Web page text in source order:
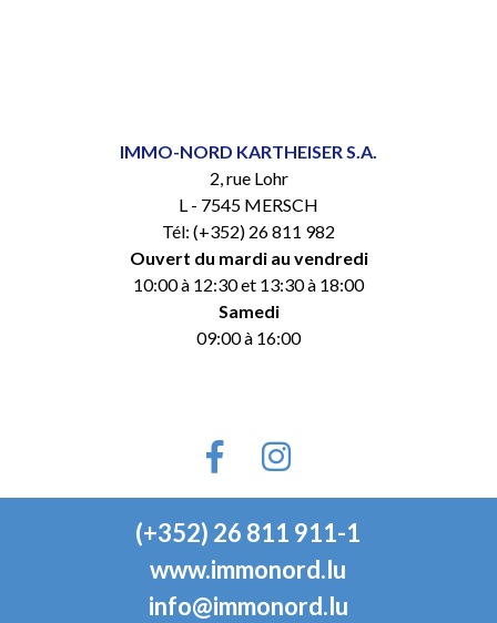
IMMO-NORD KARTHEISER S.A.
2, rue Lohr
L - 7545 MERSCH
Tél: (+352) 26 811 982
Ouvert du mardi au vendredi
10:00 à 12:30 et 13:30 à 18:00
Samedi
09:00 à 16:00
(+352) 26 811 911-1
www.immonord.lu
info@immonord.lu